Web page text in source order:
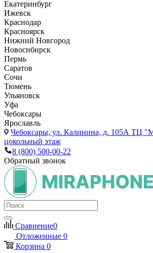
Екатеринбург
Ижевск
Краснодар
Красноярск
Нижний Новгород
Новосибирск
Пермь
Саратов
Сочи
Тюмень
Ульяновск
Уфа
Чебоксары
Ярославль
Чебоксары, ул. Калинина, д. 105А ТЦ
цокольный этаж
8 (800) 500-00-22
Обратный звонок
Сравнение0
Отложенные 0
Корзина 0